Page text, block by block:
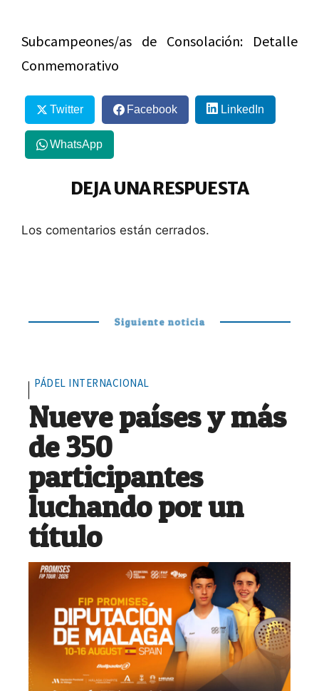
Subcampeones/as de Consolación: Detalle
Conmemorativo
Twitter Facebook LinkedIn
WhatsApp
DEJA UNA RESPUESTA
Los comentarios están cerrados.
Siguiente noticia
PÁDEL INTERNACIONAL
Nueve países y más
de 350
participantes
luchando por un
título